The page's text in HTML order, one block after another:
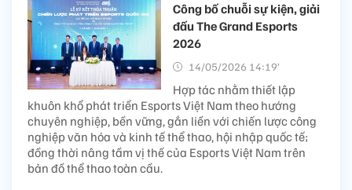
Công bố chuỗi sự kiện, giải
đấu The Grand Esports
2026
14/05/2026 14:19’
Hợp tác nhằm thiết lập
khuôn khổ phát triển Esports Việt Nam theo hướng
chuyên nghiệp, bền vững, gắn liền với chiến lược công
nghiệp văn hóa và kinh tế thể thao, hội nhập quốc tế;
đồng thời nâng tầm vị thế của Esports Việt Nam trên
bản đồ thể thao toàn cầu.